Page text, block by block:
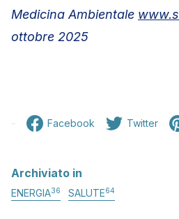
Medicina Ambientale
ottobre 2025
Facebook Twitter
Archiviato in
ENERGIA36 SALUTE64